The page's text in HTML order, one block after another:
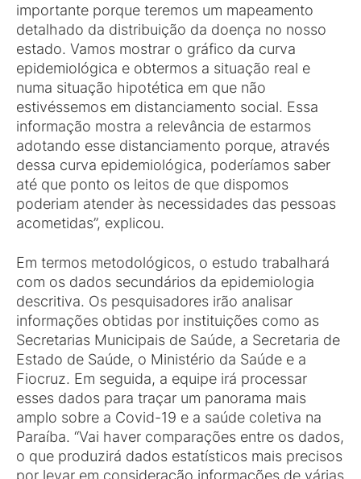
importante porque teremos um mapeamento
detalhado da distribuição da doença no nosso
estado. Vamos mostrar o gráfico da curva
epidemiológica e obtermos a situação real e
numa situação hipotética em que não
estivéssemos em distanciamento social. Essa
informação mostra a relevância de estarmos
adotando esse distanciamento porque, através
dessa curva epidemiológica, poderíamos saber
até que ponto os leitos de que dispomos
poderiam atender às necessidades das pessoas
acometidas”, explicou.
Em termos metodológicos, o estudo trabalhará
com os dados secundários da epidemiologia
descritiva. Os pesquisadores irão analisar
informações obtidas por instituições como as
Secretarias Municipais de Saúde, a Secretaria de
Estado de Saúde, o Ministério da Saúde e a
Fiocruz. Em seguida, a equipe irá processar
esses dados para traçar um panorama mais
amplo sobre a Covid-19 e a saúde coletiva na
Paraíba. “Vai haver comparações entre os dados,
o que produzirá dados estatísticos mais precisos
por levar em consideração informações de várias